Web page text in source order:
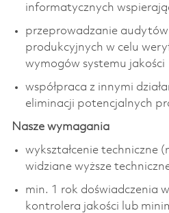
informatycznych
przeprowadzanie
produkcyjnych w celu
wymogów systemu jakości
współpraca z innymi
eliminacji potencjalnych
Nasze wymagania
wykształcenie techniczne
widziane wyższe
min. 1 rok doświadczenia
kontrolera jakości lub